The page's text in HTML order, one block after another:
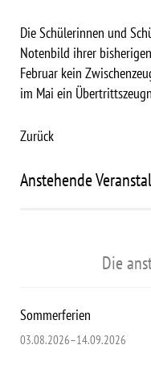
Die Schülerinnen und
Notenbild ihrer
Februar kein
im Mai ein
Zurück
Anstehende
Die
Sommerferien
03.08.2026–14.09.2026